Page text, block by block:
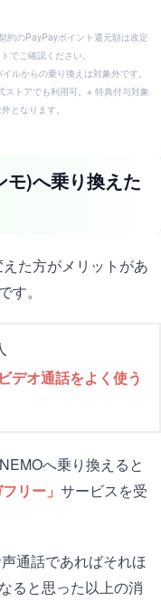
約のPayPayポイント還元額は改定
でご確認ください。
ルからの乗り換えは対象外です。
トアでも利用可。※ 特典付与対象
となります。
モ)へ乗り換えた
た方がメリットがあ
す。
デオ通話をよく使う
へ乗り換えると
リー」 サービスを受
通話であればそれほ
ると思った以上の消